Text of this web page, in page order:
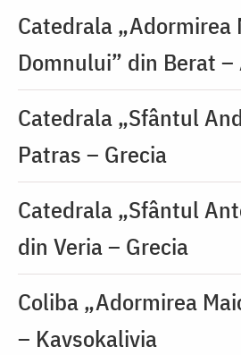
Catedrala „Adormirea
Domnului” din Berat
Catedrala „Sfântul
Patras – Grecia
Catedrala „Sfântul
din Veria – Grecia
Coliba „Adormirea
– Kavsokalivia